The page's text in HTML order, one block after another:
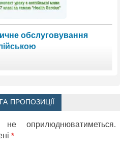
обслуговування
ПРОПОЗИЦІЇ
оприлюднюватиметься.
*